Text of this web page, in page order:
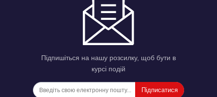
Підпишіться на нашу розсилку, щоб бути в
курсі подій
Підписатися